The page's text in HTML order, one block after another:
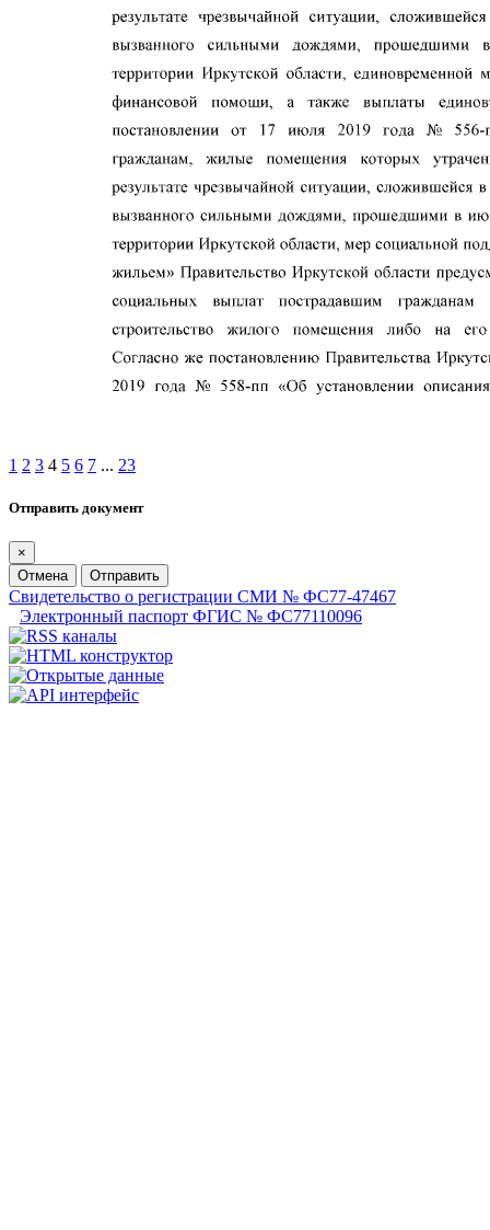
1 2 3 4 5 6 7 ... 23
Отправить документ
×
Отмена
Отправить
Свидетельство о регистрации СМИ № ФС77-47467
Электронный паспорт ФГИС № ФС77110096